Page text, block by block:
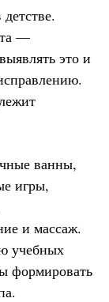
—
это и
ванны,
игры,
и массаж.
учебных
формировать